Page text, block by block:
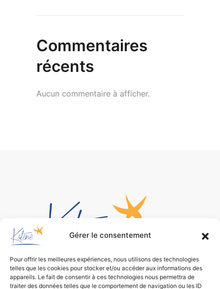
Gérer le consentement
Pour offrir les meilleures expériences, nous utilisons des technologies
telles que les cookies pour stocker et/ou accéder aux informations des
appareils. Le fait de consentir à ces technologies nous permettra de
traiter des données telles que le comportement de navigation ou les ID
Commentaires
récents
Aucun commentaire à afficher.
Bureau d’études